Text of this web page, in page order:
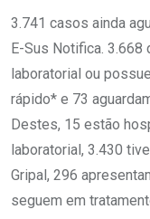
3.741 casos ainda
E-Sus Notifica. 3.668
laboratorial ou
rápido* e 73
Destes, 15 estão
laboratorial, 3.430
Gripal, 296
seguem em